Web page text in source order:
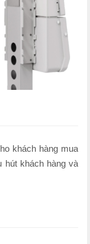
khách hàng mua
hút khách hàng và